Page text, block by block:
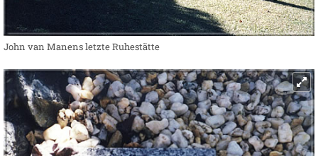
John van Manens letzte Ruhestätte